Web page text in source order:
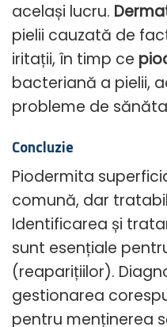
același lucru.
pielii cauzată de
iritații, în timp ce
bacteriană a pielii,
probleme de
Concluzie
Piodermita
comună, dar
Identificarea și
sunt esențiale
(reaparițiilor).
gestionarea
pentru menținerea